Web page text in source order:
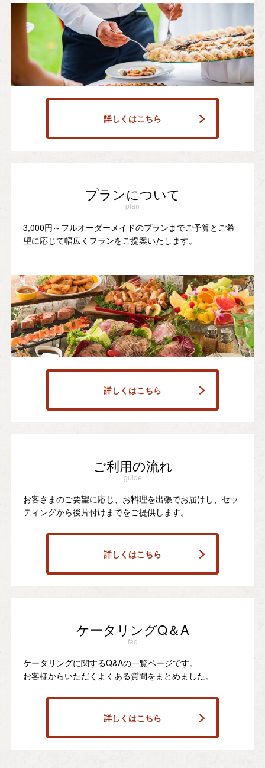
詳しくはこちら
プランについて
plan
3,000円～フルオーダーメイドのプランまでご予算とご希
望に応じて幅広くプランをご提案いたします。
詳しくはこちら
ご利用の流れ
guide
お客さまのご要望に応じ、お料理を出張でお届けし、セッ
ティングから後片付けまでをご提供します。
詳しくはこちら
ケータリングQ＆A
faq
ケータリングに関するQ&Aの一覧ページです。
お客様からいただくよくある質問をまとめました。
詳しくはこちら